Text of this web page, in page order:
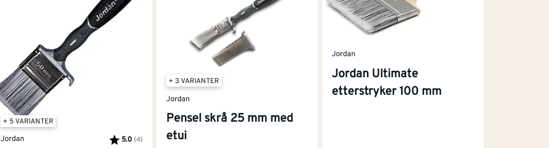
+ 5 VARIANTER
Jordan
Karakter:
5.0 (4)
av 5 mulige
+ 3 VARIANTER
Jordan
Pensel skrå 25 mm med
etui
Jordan
Jordan Ultimate
etterstryker 100 mm